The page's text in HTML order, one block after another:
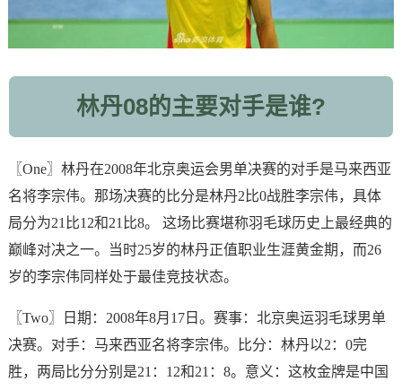
林丹08的主要对手是谁?
〖One〗林丹在2008年北京奥运会男单决赛的对手是马来西亚
名将李宗伟。那场决赛的比分是林丹2比0战胜李宗伟，具体
局分为21比12和21比8。 这场比赛堪称羽毛球历史上最经典的
巅峰对决之一。当时25岁的林丹正值职业生涯黄金期，而26
岁的李宗伟同样处于最佳竞技状态。
〖Two〗日期：2008年8月17日。赛事：北京奥运羽毛球男单
决赛。对手：马来西亚名将李宗伟。比分：林丹以2：0完
胜，两局比分分别是21：12和21：8。意义：这枚金牌是中国